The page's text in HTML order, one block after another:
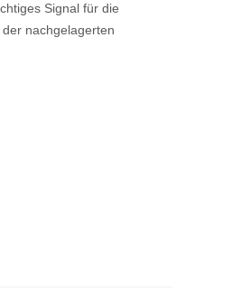
Signal für die
nachgelagerten